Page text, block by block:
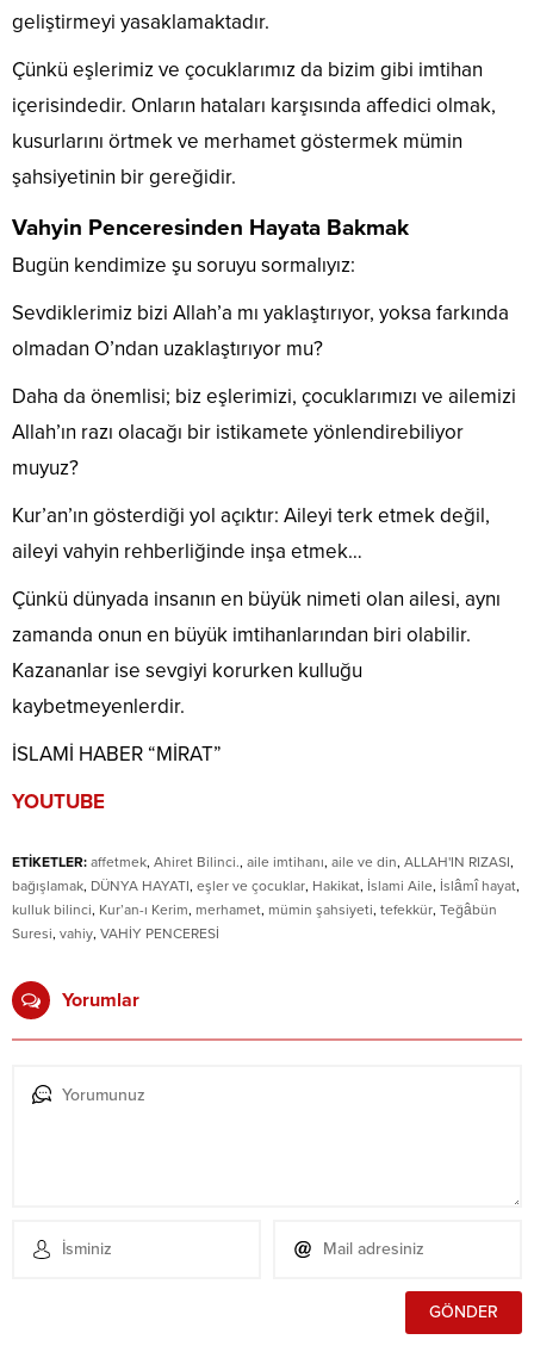
geliştirmeyi yasaklamaktadır.
Çünkü eşlerimiz ve çocuklarımız da bizim gibi imtihan
içerisindedir. Onların hataları karşısında affedici olmak,
kusurlarını örtmek ve merhamet göstermek mümin
şahsiyetinin bir gereğidir.
Vahyin Penceresinden Hayata Bakmak
Bugün kendimize şu soruyu sormalıyız:
Sevdiklerimiz bizi Allah’a mı yaklaştırıyor, yoksa farkında
olmadan O’ndan uzaklaştırıyor mu?
Daha da önemlisi; biz eşlerimizi, çocuklarımızı ve ailemizi
Allah’ın razı olacağı bir istikamete yönlendirebiliyor
muyuz?
Kur’an’ın gösterdiği yol açıktır: Aileyi terk etmek değil,
aileyi vahyin rehberliğinde inşa etmek…
Çünkü dünyada insanın en büyük nimeti olan ailesi, aynı
zamanda onun en büyük imtihanlarından biri olabilir.
Kazananlar ise sevgiyi korurken kulluğu
kaybetmeyenlerdir.
İSLAMİ HABER “MİRAT”
YOUTUBE
ETİKETLER: affetmek, Ahiret Bilinci., aile imtihanı, aile ve din, ALLAH'IN RIZASI,
bağışlamak, DÜNYA HAYATI, eşler ve çocuklar, Hakikat, İslami Aile, İslâmî hayat,
kulluk bilinci, Kur’an-ı Kerim, merhamet, mümin şahsiyeti, tefekkür, Teğâbün
Suresi, vahiy, VAHİY PENCERESİ
Yorumlar